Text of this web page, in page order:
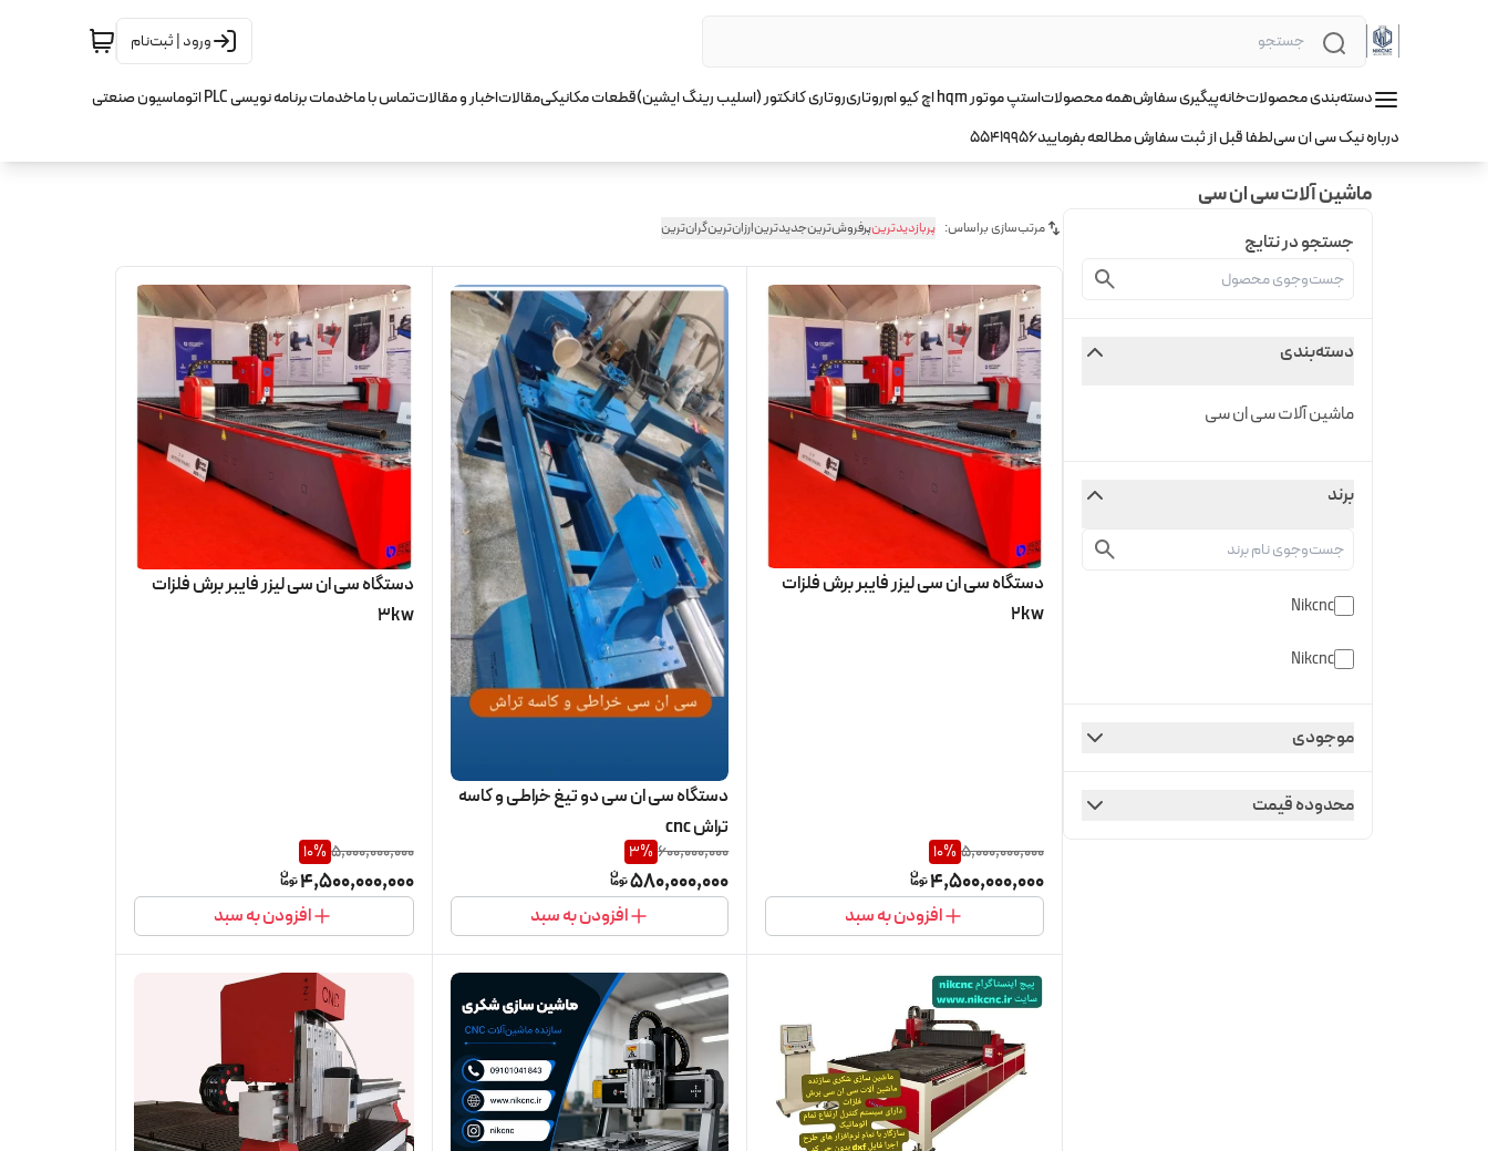
ورود | ثبت‌نام
دسته‌بندی محصولاتخانهپیگیری سفارشهمه محصولاتاستپ موتور hqm اچ کیو ام روتاریروتاری کانکتور (اسلیب رینگ ایشین)قطعات مکانیکیمقالاتاخبار و مقالاتتماس با ماخدمات برنامه نویسی PLC اتوماسیون صنعتی
درباره نیک سی ان سیلطفا قبل از ثبت سفارش مطالعه بفرمایید55419956
ماشین آلات سی ان سی
جستجو در نتایج
دسته‌بندی
ماشین آلات سی ان سی
برند
Nikcnc
Nikcnc
موجودی
محدوده قیمت
مرتب‌سازی براساس: پربازدیدترینپرفروش‌ترینجدیدترینارزان‌ترینگران‌ترین
دستگاه سی ان سی لیزر فایبر برش فلزات
2kw
5,000,000,000
10%
4,500,000,000
افزودن به سبد
دستگاه سی ان سی دو تیغ خراطی و کاسه
تراش cnc
600,000,000
3%
580,000,000
افزودن به سبد
دستگاه سی ان سی لیزر فایبر برش فلزات
3kw
5,000,000,000
10%
4,500,000,000
افزودن به سبد